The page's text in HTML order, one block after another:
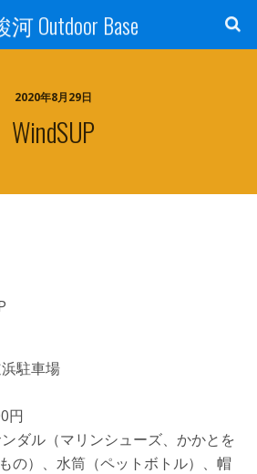
Outdoor Base
2020年8月29日
WindSUP
浜駐車場
円
ンダル（マリンシューズ、かかとを
の）、水筒（ペットボトル）、帽